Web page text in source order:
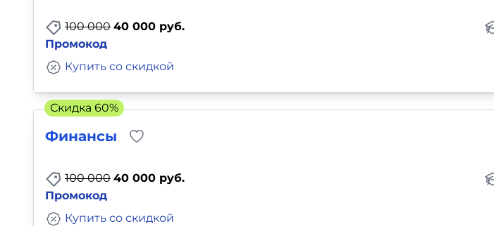
100 000 40 000 руб.
Промокод
Купить со скидкой
Финансы
100 000 40 000 руб.
Промокод
Купить со скидкой
Скидка 60%
Тесты на профориентацию